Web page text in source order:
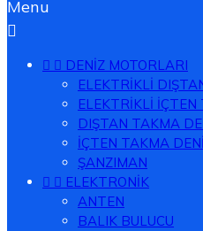
Menu

  DENİZ MOTORLARI
ELEKTRİKLİ
ELEKTRİKLİ
DIŞTAN TAKMA
İÇTEN TAKMA
ŞANZIMAN
  ELEKTRONİK
ANTEN
BALIK BULUCU